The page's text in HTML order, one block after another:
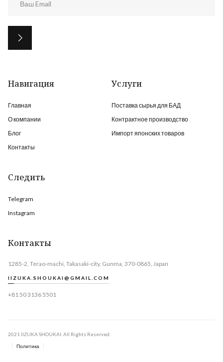
Навигация
Главная
О компании
Блог
Контакты
Услуги
Поставка сырья для БАД
Контрактное производство
Импорт японских товаров
Следить
Telegram
Instagram
Контакты
1285-2, Terao-machi, Takasaki-city, Gunma, 370-0865, Japan
IIZUKA.SHOUKAI@GMAIL.COM
+81 50 3136 5501
2021 IIZUKA SHOUKAI. All Rights Reserved.
Политика